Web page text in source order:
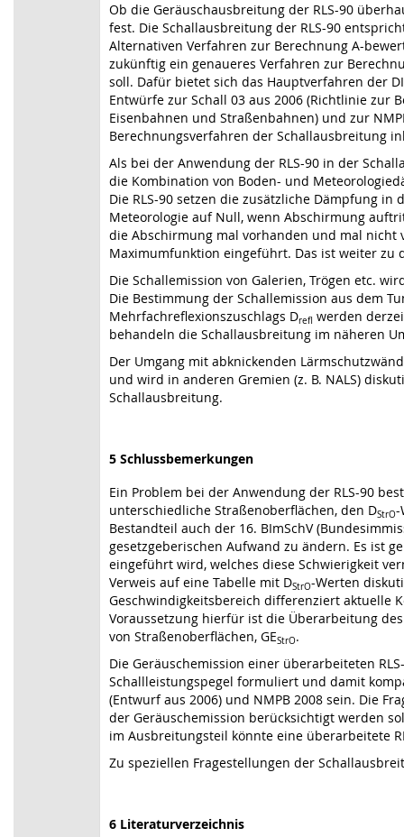
Ob die Geräuschausbreitung der RLS-90
fest. Die Schallausbreitung der RLS-90
Alternativen Verfahren zur Berechnung A-
zukünftig ein genaueres Verfahren zur
soll. Dafür bietet sich das Hauptverfahren der
Entwürfe zur Schall 03 aus 2006 (Richtlinie zur
Eisenbahnen und Straßenbahnen) und zur
Berechnungsverfahren der Schallausbreitung
Als bei der Anwendung der RLS-90 in der
die Kombination von Boden- und
Die RLS-90 setzen die zusätzliche Dämpfung
Meteorologie auf Null, wenn Abschirmung
die Abschirmung mal vorhanden und mal nicht
Maximumfunktion eingeführt. Das ist weiter zu
Die Schallemission von Galerien, Trögen etc.
Die Bestimmung der Schallemission aus dem
Mehrfachreflexionszuschlags Drefl werden
behandeln die Schallausbreitung im näheren
Der Umgang mit abknickenden
und wird in anderen Gremien (z. B. NALS)
Schallausbreitung.
5 Schlussbemerkungen
Ein Problem bei der Anwendung der RLS-90
unterschiedliche Straßenoberflächen, den DStrO-
Bestandteil auch der 16. BImSchV
gesetzgeberischen Aufwand zu ändern. Es ist
eingeführt wird, welches diese Schwierigkeit
Verweis auf eine Tabelle mit DStrO-Werten
Geschwindigkeitsbereich differenziert aktuelle
Voraussetzung hierfür ist die Überarbeitung
von Straßenoberflächen, GEStrO.
Die Geräuschemission einer überarbeiteten
Schallleistungspegel formuliert und damit
(Entwurf aus 2006) und NMPB 2008 sein. Die
der Geräuschemission berücksichtigt werden
im Ausbreitungsteil könnte eine überarbeitete
Zu speziellen Fragestellungen der
6 Literaturverzeichnis